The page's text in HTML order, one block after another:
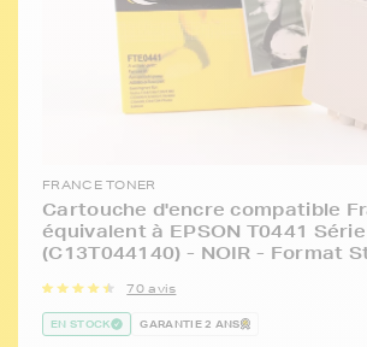
FRANCE TONER
Cartouche d'encre compatible
équivalent à EPSON T0441
(C13T044140) - NOIR - Format
70 avis
EN STOCK GARANTIE 2 ANS